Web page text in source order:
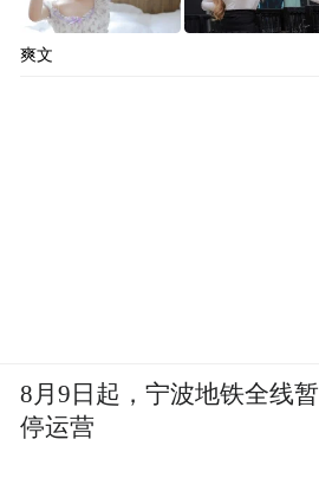
爽文
8月9日起，宁波地铁全线暂
停运营